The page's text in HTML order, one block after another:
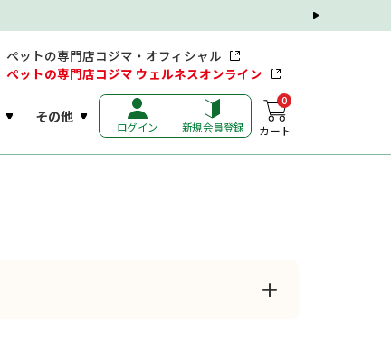
ペットの専門店コジマ・オフィシャル
ペットの専門店コジマ ウェルネスオンライン
その他
ログイン 新規会員登録
0
カート